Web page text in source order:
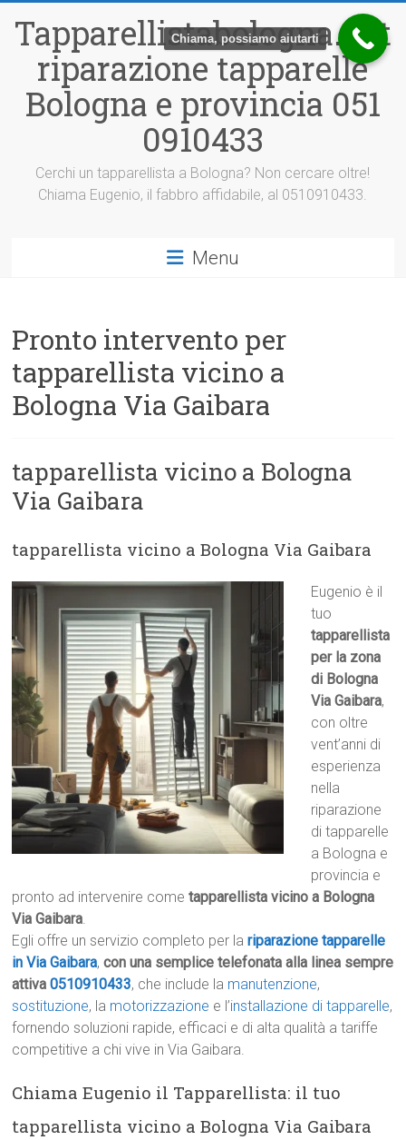
contenuto
Tapparellistabologna.net
riparazione tapparelle
Bologna e provincia 051
0910433
Cerchi un tapparellista a Bologna? Non cercare oltre!
Chiama Eugenio, il fabbro affidabile, al 0510910433.
Menu
Pronto intervento per
tapparellista vicino a
Bologna Via Gaibara
tapparellista vicino a Bologna
Via Gaibara
tapparellista vicino a Bologna Via Gaibara
Eugenio è il
tuo
tapparellista
per la zona
di Bologna
Via Gaibara,
con oltre
vent’anni di
esperienza
nella
riparazione
di tapparelle
a Bologna e
provincia e
pronto ad intervenire cometapparellista vicino a Bologna
Via Gaibara.
Egli offre un servizio completo per lariparazione tapparelle
in Via Gaibara, con una semplice telefonata alla linea sempre
attiva0510910433, che include la manutenzione,
sostituzione, la motorizzazione e l’installazione di tapparelle,
fornendo soluzioni rapide, efficaci e di alta qualità a tariffe
competitive a chi vive in Via Gaibara.
Chiama Eugenio il Tapparellista: il tuo
tapparellista vicino a Bologna Via Gaibara
Chiama, possiamo aiutarti